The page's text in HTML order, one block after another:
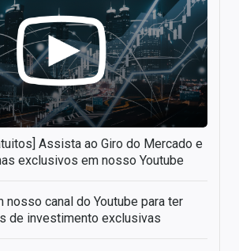
Assista ao Giro do Mercado e
exclusivos em nosso Youtube
nosso canal do Youtube para ter
de investimento exclusivas